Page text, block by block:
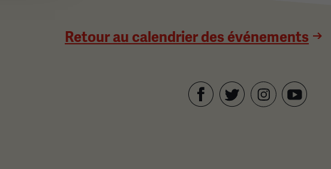
Retour au calendrier des événements